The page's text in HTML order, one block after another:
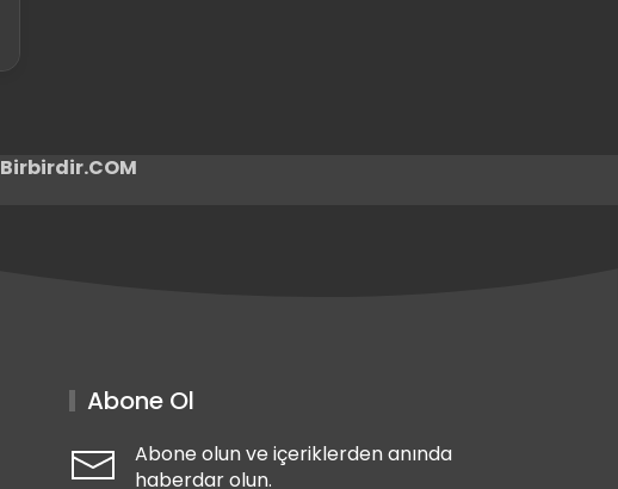
Birbirdir.COM
Abone Ol
Abone olun ve içeriklerden anında
haberdar olun.